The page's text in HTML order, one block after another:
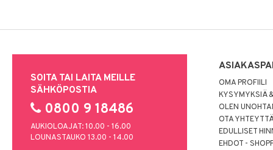
SOITA TAI LAITA MEILLE
SÄHKÖPOSTIA
0800 9 18486
AUKIOLOAJAT: 10.00 - 16.00
LOUNASTAUKO 13.00 - 14.00
OMA PROFIILI
KYSYMYKSIÄ
OLEN
OTA
EDULLISET
EHDOT -